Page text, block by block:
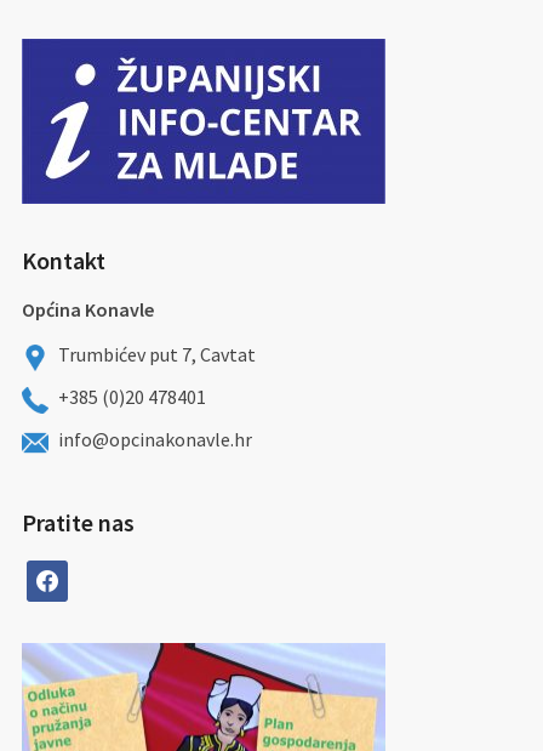
Kontakt
Općina Konavle
Trumbićev put 7, Cavtat
+385 (0)20 478401
info@opcinakonavle.hr
Pratite nas
facebook